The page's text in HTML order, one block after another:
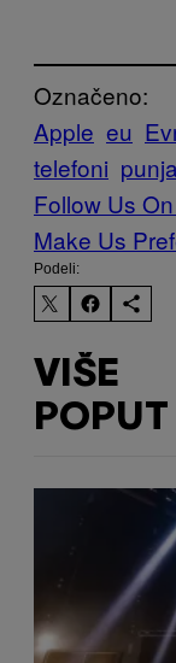
Označeno:
Apple eu
telefoni
Follow Us
Make Us
Podeli:
VIŠE